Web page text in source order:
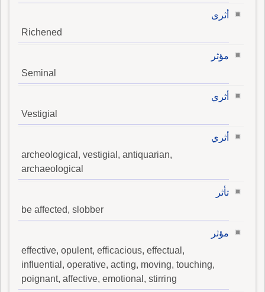
أثرى
Richened
مؤثر
Seminal
أثري
Vestigial
أثري
archeological, vestigial, antiquarian,
archaeological
تأثر
be affected, slobber
مؤثر
effective, opulent, efficacious, effectual,
influential, operative, acting, moving, touching,
poignant, affective, emotional, stirring